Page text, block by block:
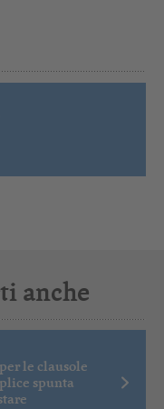
anche
le clausole
spunta